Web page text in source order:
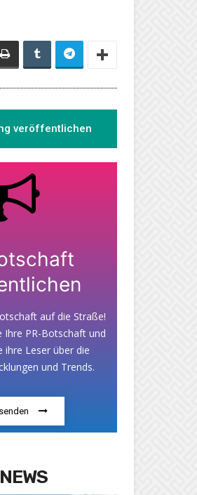
veröffentlichen
auf die Straße!
Ihre PR-Botschaft und
ihre Leser über die
und Trends.